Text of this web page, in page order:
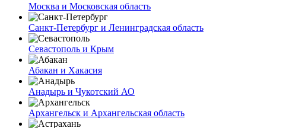
Москва и Московская область
Санкт-Петербург и Ленинградская область
Севастополь и Крым
Абакан и Хакасия
Анадырь и Чукотский АО
Архангельск и Архангельская область